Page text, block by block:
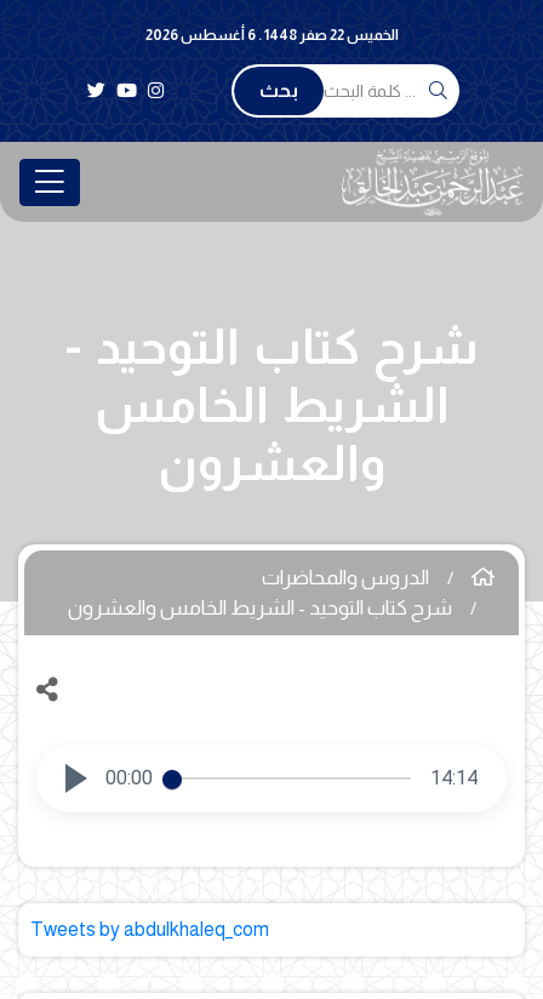
الخميس 22 صفر 1448 . 6 أغسطس 2026
بحث
شرح كتاب التوحيد -
الشريط الخامس
والعشرون
الدروس والمحاضرات
شرح كتاب التوحيد - الشريط الخامس والعشرون
00:00 14:14
Tweets by abdulkhaleq_com